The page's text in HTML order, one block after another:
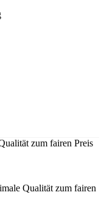
zum fairen Preis
Qualität zum fairen